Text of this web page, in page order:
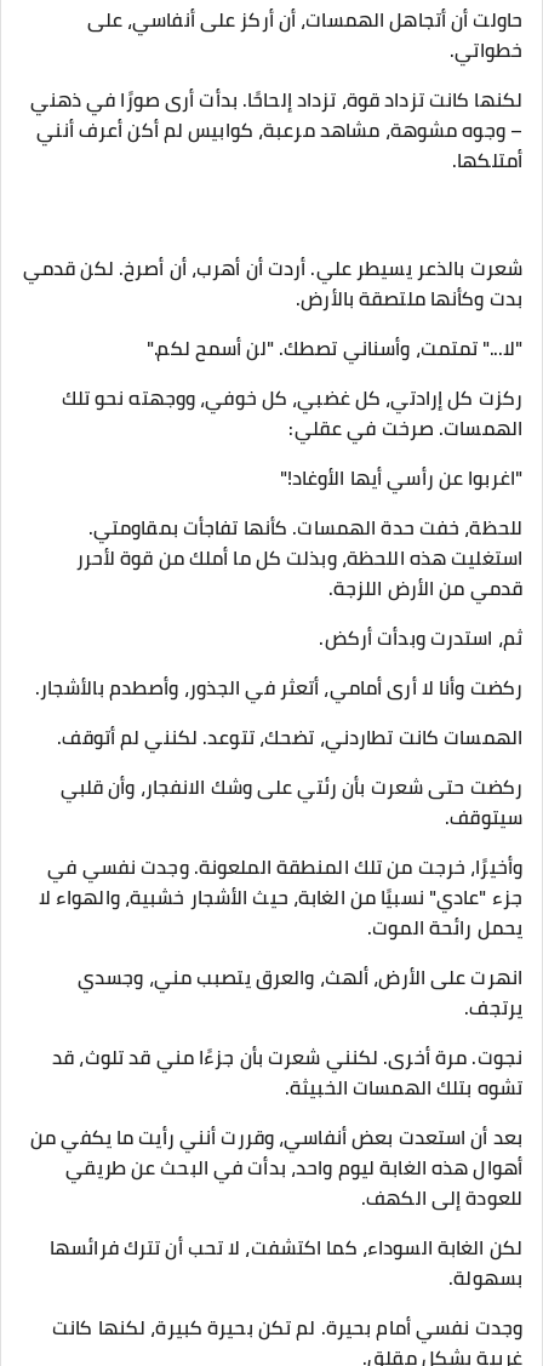
حاولت أن أتجاهل الهمسات، أن أركز على أنفاسي، على
خطواتي.
لكنها كانت تزداد قوة، تزداد إلحاحًا. بدأت أرى صورًا في ذهني
– وجوه مشوهة، مشاهد مرعبة، كوابيس لم أكن أعرف أنني
أمتلكها.
شعرت بالذعر يسيطر علي. أردت أن أهرب، أن أصرخ. لكن قدمي
بدت وكأنها ملتصقة بالأرض.
"لا..." تمتمت، وأسناني تصطك. "لن أسمح لكم."
ركزت كل إرادتي، كل غضبي، كل خوفي، ووجهته نحو تلك
الهمسات. صرخت في عقلي:
"اغربوا عن رأسي أيها الأوغاد!"
للحظة، خفت حدة الهمسات. كأنها تفاجأت بمقاومتي.
استغليت هذه اللحظة، وبذلت كل ما أملك من قوة لأحرر
قدمي من الأرض اللزجة.
ثم، استدرت وبدأت أركض.
ركضت وأنا لا أرى أمامي، أتعثر في الجذور، وأصطدم بالأشجار.
الهمسات كانت تطاردني، تضحك، تتوعد. لكنني لم أتوقف.
ركضت حتى شعرت بأن رئتي على وشك الانفجار، وأن قلبي
سيتوقف.
وأخيرًا، خرجت من تلك المنطقة الملعونة. وجدت نفسي في
جزء "عادي" نسبيًا من الغابة، حيث الأشجار خشبية، والهواء لا
يحمل رائحة الموت.
انهرت على الأرض، ألهث، والعرق يتصبب مني، وجسدي
يرتجف.
نجوت. مرة أخرى. لكنني شعرت بأن جزءًا مني قد تلوث، قد
تشوه بتلك الهمسات الخبيثة.
بعد أن استعدت بعض أنفاسي، وقررت أنني رأيت ما يكفي من
أهوال هذه الغابة ليوم واحد، بدأت في البحث عن طريقي
للعودة إلى الكهف.
لكن الغابة السوداء، كما اكتشفت، لا تحب أن تترك فرائسها
بسهولة.
وجدت نفسي أمام بحيرة. لم تكن بحيرة كبيرة، لكنها كانت
غريبة بشكل مقلق.